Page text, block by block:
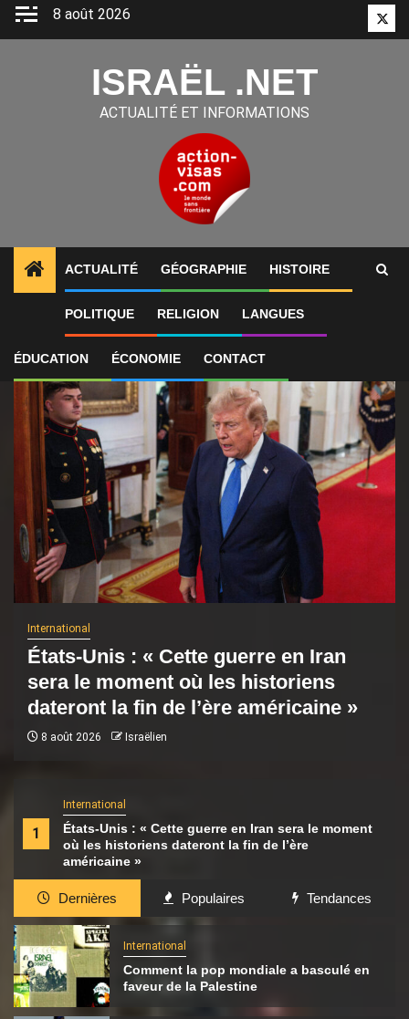
Aller
8 août 2026
ISRAËL .NET
ACTUALITÉ ET INFORMATIONS
ACTUALITÉ GÉOGRAPHIE HISTOIRE
POLITIQUE RELIGION LANGUES
ÉDUCATION ÉCONOMIE CONTACT
ALERTES INFO 1 États-Unis : « Cette guerre en
1
International
États-Unis : « Cette guerre en Iran sera le moment
où les historiens dateront la fin de l’ère
américaine »
International
États-Unis : « Cette guerre en Iran
sera le moment où les historiens
dateront la fin de l’ère américaine »
8 août 2026 Israëlien
Dernières Populaires Tendances
International
Comment la pop mondiale a basculé en
faveur de la Palestine